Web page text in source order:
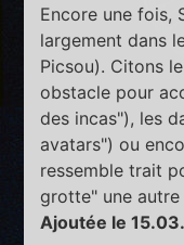
Encore une fois,
largement dans
Picsou). Citons
obstacle pour
des incas"), les
avatars") ou
ressemble trait
grotte" une autre
Ajoutée le